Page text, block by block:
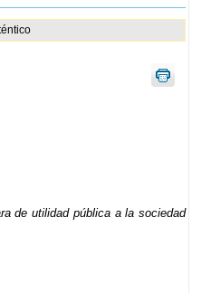
de utilidad pública a la sociedad